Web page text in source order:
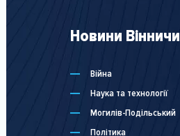
Новини
Війна
Наука та технології
Могилів-Подільський
Політика